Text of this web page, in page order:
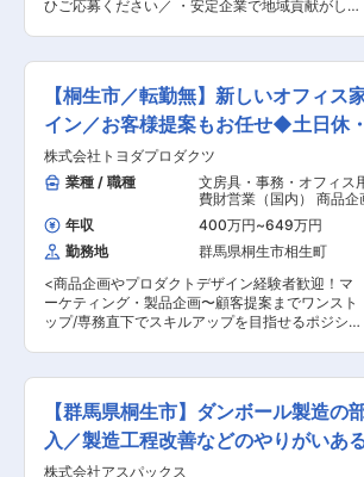
2016年に経産省の『先進的なリフォーム事業者表
彰』で経済産業大臣賞を受賞。空き家問題解決に
進捗確認を行います。 (3)販売 リフォーム済み住
宅の魅力をHPや販売会社を通して公開し、問合
円（平均1500万円）ほどで、個人で中古住宅を
購入してリフォームするよりも、販売価格が抑え
られるため売りやすい状況です。 ■研修： 週に1
回全国の営業が集まるテレビ会議があり、良い事
例や市場の共有を行い、ノウハウを蓄積すること
ができます。 また、チーム交流も盛んな環境で
隔週火曜日＋他２日フリーシフトで取得）で、土
日祝の希望休取得も可能です。夏期休暇、冬期休
暇、慶弔休暇だけでなく、結婚出産お祝い休暇、
ステップアップ休暇など特別休暇も充実していま
す。 ■給与： 安定した固定給のほか、毎月販売
インセンティブを、四半期ごとに目標達成インセ
2016年に経産省の『先進的なリフォーム事業者表
彰』で経済産業大臣賞を受賞。空き家問題解決に
の範囲：会社の定める業務
ひご応募ください／ ・安定企業で地域貢献がした
早期キャリアアップを叶えたい方（早い方は入社
後数年で店舗マネージャーに） 「不動産買取再販
の販売戸数ランキング1位」「20代が選ぶ成長で
きる企業2位」の当社にて、中古住宅の買取、リ
フォーム・商品化、販売を行う営業職をお任せし
ます。全て一気通貫で関われる部分が魅力です。
■業務の流れ： 1）物件調査＆仕入れ 自社サイト
への問合せや、不動産仲介会社から案内いただい
た案件などが買取対象になります。テレアポ等の
新規開拓はなく、毎月約7-8件内覧し、約1件が契
約成立となります。 (2)リフォーム企画 パートナ
ー工務店・チームと相談しながら、ターゲットに
合う安心で住みやすい家を企画します。リフォー
ム工事は、パートナー工務店へ依頼し、完成まで
進捗確認を行います。 (3)販売 リフォーム済み住
宅の魅力をHPや販売会社を通して公開し、問合
円（平均1500万円）ほどで、個人で中古住宅を
購入してリフォームするよりも、販売価格が抑え
られるため売りやすい状況です。 ■研修： 週に1
回全国の営業が集まるテレビ会議があり、良い事
【桐生市／転勤無】新しいオフィス
イン／お客様提案もお任せ◆土日休
き方◎
株式会社トヨダプロダクツ
業種 / 職種
文房具・事務・オフィス
費財営業（国内） 商品企
企画
年収 400万円~649万円
勤務地
群馬県桐生市相生町
<商品企画やプロダクトデザイン経験者歓迎！マ
ーケティング・製品企画〜顧客提案までワンスト
ップ/専務直下でスキルアップを目指せるポジショ
大手通信販売企業向けオフィスグッズ等の企画提
案営業を担当いただきます。 ■業務詳細： ・新
しいオフィス家具商品の企画、開発、デザインの
検討 ・社内の企画会議 ・カタログ追加を目的と
したプレゼンテーション作成 ・既存の取引先や新
【群馬県桐生市】ダンボール製造
入／製造工程改善などのやりがいあ
株式会社アスパックス